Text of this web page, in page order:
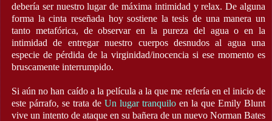
debería ser nuestro lugar de máxima intimidad y relax. De alguna
forma la cinta reseñada hoy sostiene la tesis de una manera un
tanto metafórica, de observar en la pureza del agua o en la
intimidad de entregar nuestro cuerpos desnudos al agua una
especie de pérdida de la virginidad/inocencia si ese momento es
bruscamente interrumpido.
Si aún no han caído a la película a la que me refería en el inicio de
este párrafo, se trata de Un lugar tranquilo en la que Emily Blunt
vive un intento de ataque en su bañera de un nuevo Norman Bates